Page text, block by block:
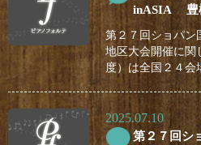
inASIA 豊
第２７回ショパン
地区大会開催に関
度）は全国２４会
2025.07.10
第２７回シ